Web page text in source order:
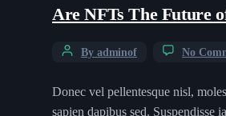
Are NFTs The Future
By adminof No
Donec vel pellentesque nisl,
sapien dapibus sed.